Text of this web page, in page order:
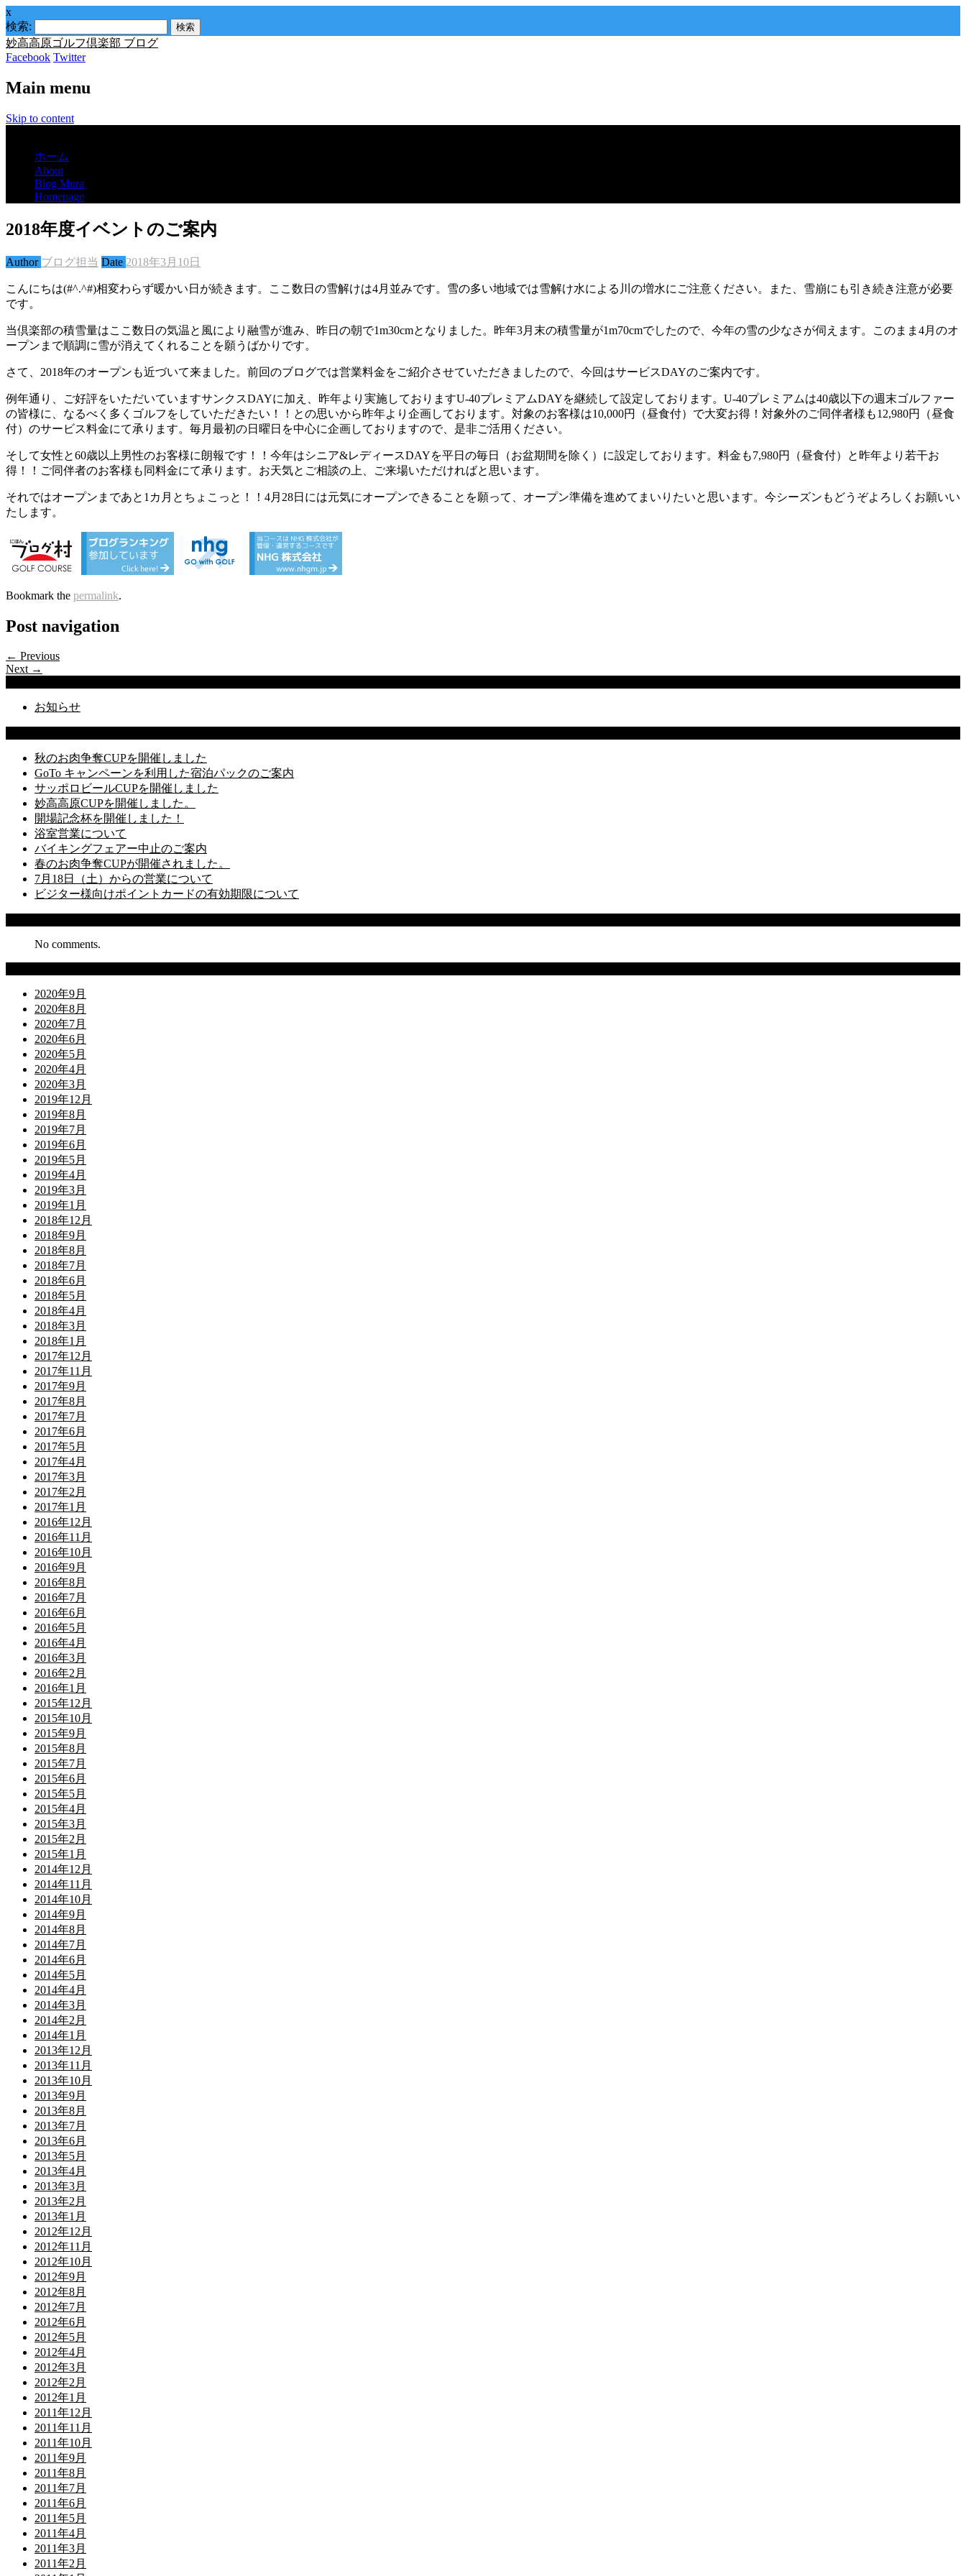
x
検索:
妙高高原ゴルフ倶楽部 ブログ
Facebook Twitter
Main menu
Skip to content
ホーム
About
Blog Mura
Homepage
2018年度イベントのご案内
Author ブログ担当 Date 2018年3月10日
こんにちは(#^.^#)相変わらず暖かい日が続きます。ここ数日の雪解けは4月並みです。雪の多い地域では雪解け水による川の増水にご注意ください。また、雪崩にも引き続き注意が必要
です。
当倶楽部の積雪量はここ数日の気温と風により融雪が進み、昨日の朝で1m30cmとなりました。昨年3月末の積雪量が1m70cmでしたので、今年の雪の少なさが伺えます。このまま4月のオ
ープンまで順調に雪が消えてくれることを願うばかりです。
さて、2018年のオープンも近づいて来ました。前回のブログでは営業料金をご紹介させていただきましたので、今回はサービスDAYのご案内です。
例年通り、ご好評をいただいていますサンクスDAYに加え、昨年より実施しておりますU-40プレミアムDAYを継続して設定しております。U-40プレミアムは40歳以下の週末ゴルファー
の皆様に、なるべく多くゴルフをしていただきたい！！との思いから昨年より企画しております。対象のお客様は10,000円（昼食付）で大変お得！対象外のご同伴者様も12,980円（昼食
付）のサービス料金にて承ります。毎月最初の日曜日を中心に企画しておりますので、是非ご活用ください。
そして女性と60歳以上男性のお客様に朗報です！！今年はシニア&レディースDAYを平日の毎日（お盆期間を除く）に設定しております。料金も7,980円（昼食付）と昨年より若干お
得！！ご同伴者のお客様も同料金にて承ります。お天気とご相談の上、ご来場いただければと思います。
それではオープンまであと1カ月とちょこっと！！4月28日には元気にオープンできることを願って、オープン準備を進めてまいりたいと思います。今シーズンもどうぞよろしくお願いい
たします。
Bookmark the permalink.
Post navigation
← Previous
Next →
お知らせ
秋のお肉争奪CUPを開催しました
GoTo キャンペーンを利用した宿泊パックのご案内
サッポロビールCUPを開催しました
妙高高原CUPを開催しました。
開場記念杯を開催しました！
浴室営業について
バイキングフェアー中止のご案内
春のお肉争奪CUPが開催されました。
7月18日（土）からの営業について
ビジター様向けポイントカードの有効期限について
No comments.
2020年9月
2020年8月
2020年7月
2020年6月
2020年5月
2020年4月
2020年3月
2019年12月
2019年8月
2019年7月
2019年6月
2019年5月
2019年4月
2019年3月
2019年1月
2018年12月
2018年9月
2018年8月
2018年7月
2018年6月
2018年5月
2018年4月
2018年3月
2018年1月
2017年12月
2017年11月
2017年9月
2017年8月
2017年7月
2017年6月
2017年5月
2017年4月
2017年3月
2017年2月
2017年1月
2016年12月
2016年11月
2016年10月
2016年9月
2016年8月
2016年7月
2016年6月
2016年5月
2016年4月
2016年3月
2016年2月
2016年1月
2015年12月
2015年10月
2015年9月
2015年8月
2015年7月
2015年6月
2015年5月
2015年4月
2015年3月
2015年2月
2015年1月
2014年12月
2014年11月
2014年10月
2014年9月
2014年8月
2014年7月
2014年6月
2014年5月
2014年4月
2014年3月
2014年2月
2014年1月
2013年12月
2013年11月
2013年10月
2013年9月
2013年8月
2013年7月
2013年6月
2013年5月
2013年4月
2013年3月
2013年2月
2013年1月
2012年12月
2012年11月
2012年10月
2012年9月
2012年8月
2012年7月
2012年6月
2012年5月
2012年4月
2012年3月
2012年2月
2012年1月
2011年12月
2011年11月
2011年10月
2011年9月
2011年8月
2011年7月
2011年6月
2011年5月
2011年4月
2011年3月
2011年2月